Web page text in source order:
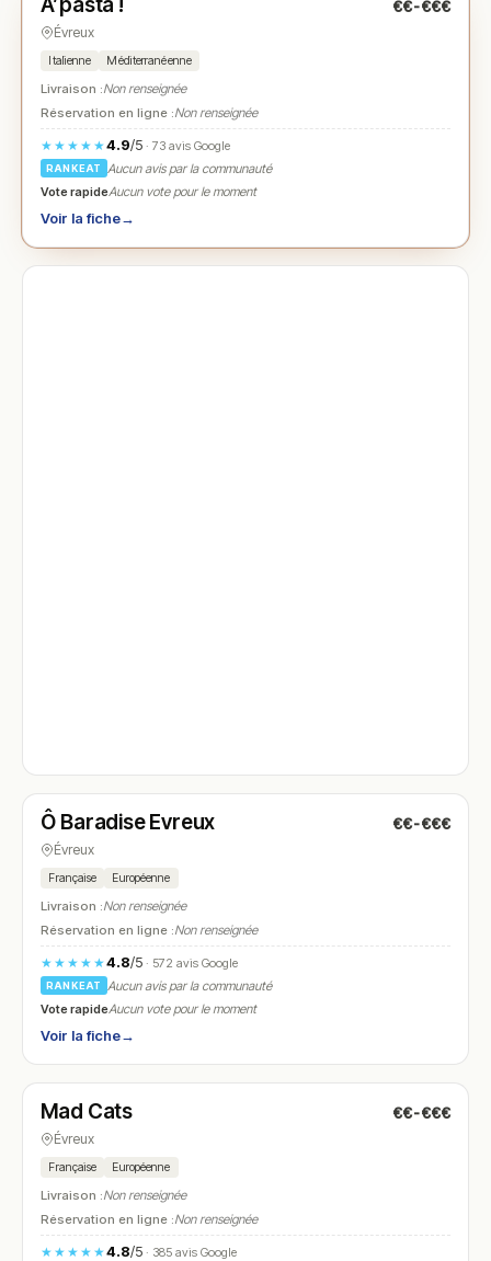
★ N° 3 €€-€€€
Évreux
Italienne Méditerranéenne
Livraison :Non renseignée
Réservation en ligne :Non renseignée
★★★★★4.9/5· 73 avis Google
RANKEAT
Aucun avis par la communauté
Vote rapideAucun vote pour le moment
Voir la fiche→
N° 4
Ô Baradise Evreux €€-€€€
Évreux
Française Européenne
Livraison :Non renseignée
Réservation en ligne :Non renseignée
★★★★★4.8/5· 572 avis Google
RANKEAT
Aucun avis par la communauté
Vote rapideAucun vote pour le moment
Voir la fiche→
N° 5
Mad Cats €€-€€€
Évreux
Française Européenne
Livraison :Non renseignée
Réservation en ligne :Non renseignée
★★★★★4.8/5· 385 avis Google